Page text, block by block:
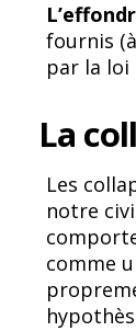
fournis
par la loi
La
Les
notre
comme